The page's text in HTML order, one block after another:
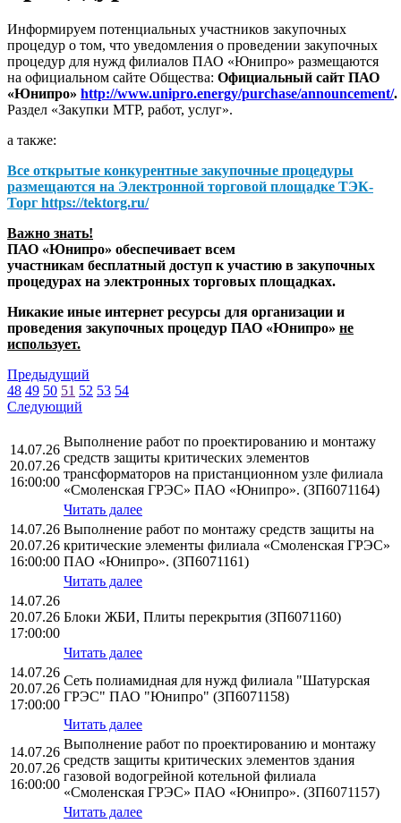
Информируем потенциальных участников закупочных
процедур о том, что уведомления о проведении закупочных
процедур для нужд филиалов ПАО «Юнипро» размещаются
на официальном сайте Общества: Официальный сайт ПАО
«Юнипро» http://www.unipro.energy/purchase/announcement/.
Раздел «Закупки МТР, работ, услуг».
а также:
Все открытые конкурентные закупочные процедуры
размещаются на Электронной торговой площадке ТЭК-
Торг https://tektorg.ru/
Важно знать!
ПАО «Юнипро» обеспечивает всем
участникам бесплатный доступ к участию в закупочных
процедурах на электронных торговых площадках.
Никакие иные интернет ресурсы для организации и
проведения закупочных процедур ПАО «Юнипро» не
использует.
Предыдущий
48 49 50 51 52 53 54
Следующий
14.07.26
20.07.26
16:00:00
Выполнение работ по проектированию и монтажу
средств защиты критических элементов
трансформаторов на пристанционном узле филиала
«Смоленская ГРЭС» ПАО «Юнипро». (ЗП6071164)
Читать далее
14.07.26
20.07.26
16:00:00
Выполнение работ по монтажу средств защиты на
критические элементы филиала «Смоленская ГРЭС»
ПАО «Юнипро». (ЗП6071161)
Читать далее
14.07.26
20.07.26
17:00:00
Блоки ЖБИ, Плиты перекрытия (ЗП6071160)
Читать далее
14.07.26
20.07.26
17:00:00
Сеть полиамидная для нужд филиала "Шатурская
ГРЭС" ПАО "Юнипро" (ЗП6071158)
Читать далее
14.07.26
20.07.26
16:00:00
Выполнение работ по проектированию и монтажу
средств защиты критических элементов здания
газовой водогрейной котельной филиала
«Смоленская ГРЭС» ПАО «Юнипро». (ЗП6071157)
Читать далее